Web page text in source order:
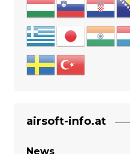
airsoft-info.at
News